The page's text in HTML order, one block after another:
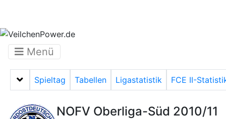
Menü
Menü auf-/zuklappen
Spieltag Tabellen Ligastatistik FCE II-
NOFV Oberliga-Süd 2010/11